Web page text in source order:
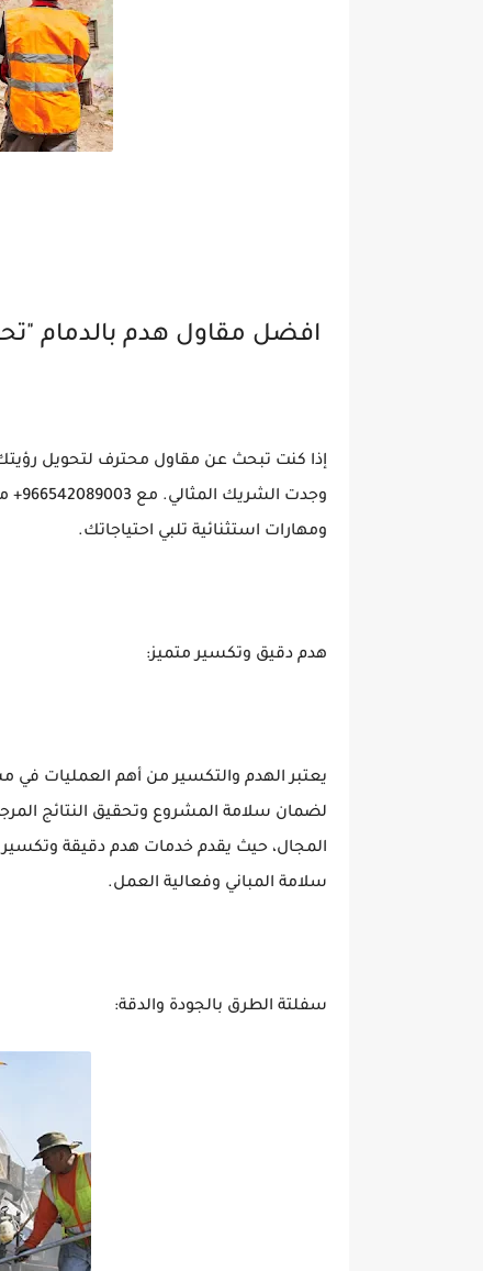
افضل مقاول هدم بالدمام
إذا كنت تبحث عن مقاول محترف لتحويل
ومهارات استثنائية تلبي احتياجاتك.
هدم دقيق وتكسير متميز:
يعتبر الهدم والتكسير من أهم العمليات في
المجال، حيث يقدم خدمات هدم دقيقة
سلامة المباني وفعالية العمل.
سفلتة الطرق بالجودة والدقة: